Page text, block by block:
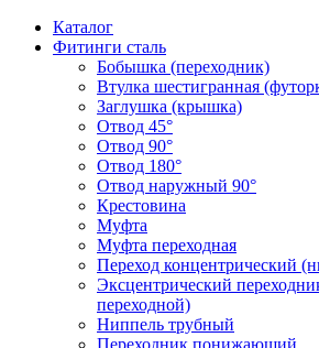
Каталог
Фитинги сталь
Бобышка (переходник)
Втулка шестигранная
Заглушка (крышка)
Отвод 45°
Отвод 90°
Отвод 180°
Отвод наружный 90°
Крестовина
Муфта
Муфта переходная
Переход концентрический
Эксцентрический
переходной)
Ниппель трубный
Переходник понижающий